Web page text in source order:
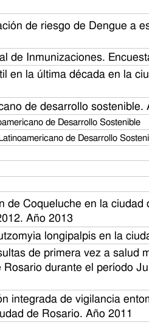
de riesgo de Dengue a
de Inmunizaciones.
en la última década en la
de desarrollo sostenible.
de Desarrollo Sostenible
de Desarrollo
de Coqueluche en la ciudad
Año 2013
longipalpis en la
de primera vez a salud
Rosario durante el período
integrada de vigilancia
de Rosario. Año 2011